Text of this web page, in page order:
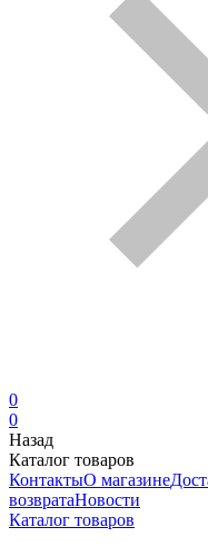
0
0
Назад
Каталог товаров
КонтактыО магазине
возвратаНовости
Каталог товаров